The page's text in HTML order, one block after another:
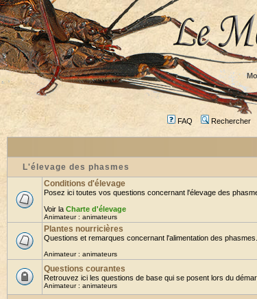
FAQ Rechercher
L'élevage des phasmes
Conditions d'élevage
Posez ici toutes vos questions concernant l'élevage des
Voir la Charte d'élevage
Animateur : animateurs
Plantes nourricières
Questions et remarques concernant l'alimentation des phasmes.
Animateur : animateurs
Questions courantes
Retrouvez ici les questions de base qui se posent lors du
Animateur : animateurs